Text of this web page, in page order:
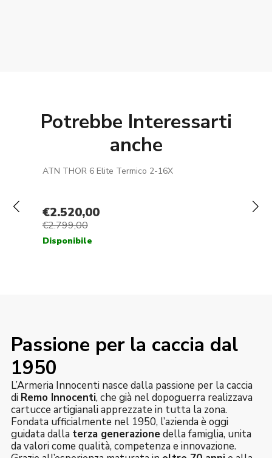
Potrebbe Interessarti
anche
Passione per la caccia dal
1950
L’Armeria Innocenti nasce dalla passione per la caccia
di Remo Innocenti, che già nel dopoguerra realizzava
cartucce artigianali apprezzate in tutta la zona.
Fondata ufficialmente nel 1950, l’azienda è oggi
guidata dalla terza generazionedella famiglia, unita
da valori come qualità, competenza e innovazione.